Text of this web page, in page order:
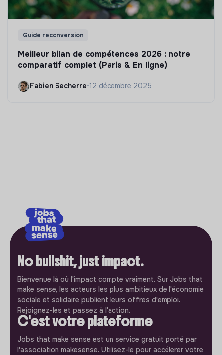
Guide reconversion
Meilleur bilan de compétences 2026 : notre
comparatif complet (Paris & En ligne)
Fabien Secherre•12 décembre 2025
No bullshit, just impact.
Bienvenue là où l'impact compte vraiment. Sur Jobs that
make sense, les acteurs les plus ambitieux de l'économie
sociale et solidaire publient leurs offres d'emploi.
Rejoignez-les et passez à l'action.
C'est votre plateforme
Jobs that make sense est un service gratuit porté par
l'association makesense. Utilisez-le pour accélerer votre